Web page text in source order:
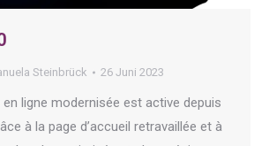
Steinbrück 26 Juni 2023
ligne modernisée est active depuis
à la page d’accueil retravaillée et à